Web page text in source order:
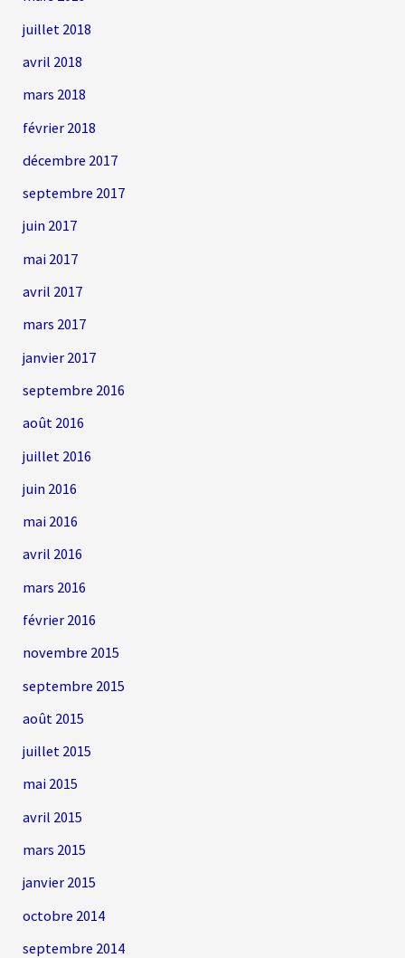
juillet 2018
avril 2018
mars 2018
février 2018
décembre 2017
septembre 2017
juin 2017
mai 2017
avril 2017
mars 2017
janvier 2017
septembre 2016
août 2016
juillet 2016
juin 2016
mai 2016
avril 2016
mars 2016
février 2016
novembre 2015
septembre 2015
août 2015
juillet 2015
mai 2015
avril 2015
mars 2015
janvier 2015
octobre 2014
septembre 2014